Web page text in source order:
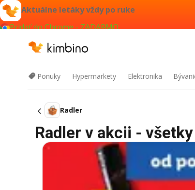
Aktuálne letáky vždy po ruke
Pridať do Chrome - ZADARMO
Ponuky Hypermarkety Elektronika
Radler
Radler v akcii -